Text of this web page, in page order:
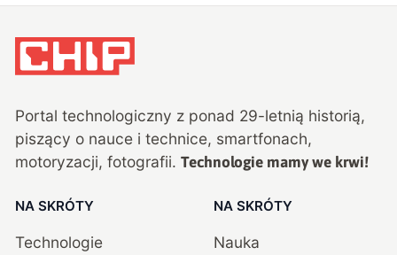
Portal technologiczny z ponad 29-letnią historią,
piszący o nauce i technice, smartfonach,
motoryzacji, fotografii. Technologie mamy we krwi!
NA SKRÓTY
Technologie
NA SKRÓTY
Nauka